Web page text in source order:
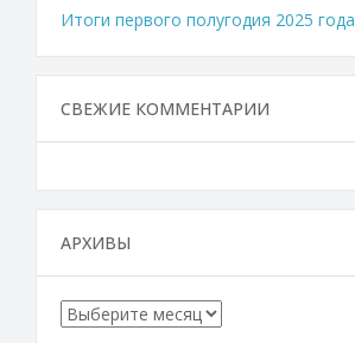
Итоги первого полугодия 2025 года
СВЕЖИЕ КОММЕНТАРИИ
АРХИВЫ
Архивы